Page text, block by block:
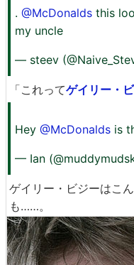
. @McDonalds this
my uncle
— steev
「これってゲイリー・
Hey @McDonalds is
— Ian
ゲイリー・ビジーはこ
も……。